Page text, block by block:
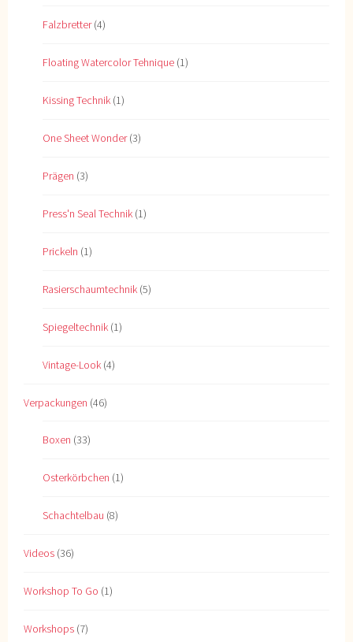
Falzbretter(4)
Floating Watercolor Tehnique (1)
Kissing Technik (1)
One Sheet Wonder(3)
Prägen (3)
Press'n Seal Technik (1)
Prickeln (1)
Rasierschaumtechnik (5)
Spiegeltechnik (1)
Vintage-Look (4)
Verpackungen (46)
Boxen (33)
Osterkörbchen (1)
Schachtelbau (8)
Videos (36)
Workshop To Go (1)
Workshops (7)